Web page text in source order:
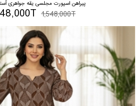
پیراهن اسپورت مجلسی یقه جواهری
1,548,000T